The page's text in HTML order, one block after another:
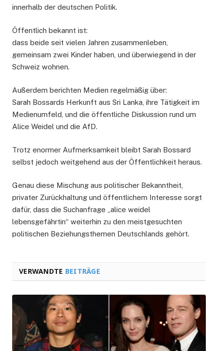
innerhalb der deutschen Politik.
Öffentlich bekannt ist:
dass beide seit vielen Jahren zusammenleben,
gemeinsam zwei Kinder haben, und überwiegend in der
Schweiz wohnen.
Außerdem berichten Medien regelmäßig über:
Sarah Bossards Herkunft aus Sri Lanka, ihre Tätigkeit im
Medienumfeld, und die öffentliche Diskussion rund um
Alice Weidel und die AfD.
Trotz enormer Aufmerksamkeit bleibt Sarah Bossard
selbst jedoch weitgehend aus der Öffentlichkeit heraus.
Genau diese Mischung aus politischer Bekanntheit,
privater Zurückhaltung und öffentlichem Interesse sorgt
dafür, dass die Suchanfrage „alice weidel
lebensgefährtin“ weiterhin zu den meistgesuchten
politischen Beziehungsthemen Deutschlands gehört.
VERWANDTE BEITRÄGE